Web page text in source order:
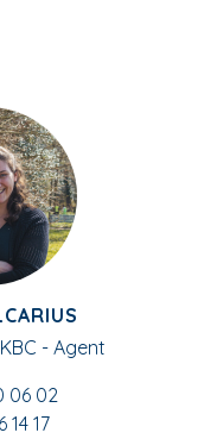
- Agent
06 02
14 17